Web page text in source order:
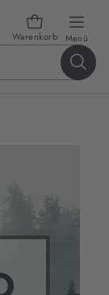
Warenkorb Menü